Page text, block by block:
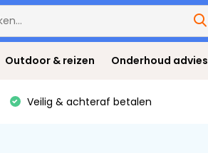
Outdoor & reizen Onderhoud advies
Veilig & achteraf betalen